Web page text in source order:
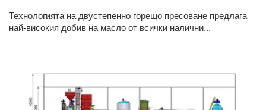
Технологията на двустепенно горещо пресоване предлага
най-високия добив на масло от всички налични...